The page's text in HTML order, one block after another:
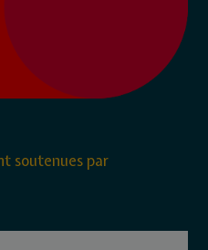
soutenues par